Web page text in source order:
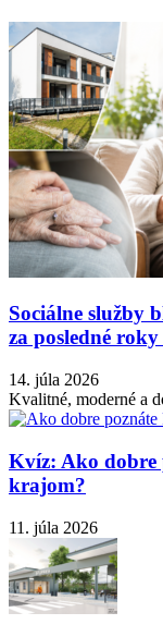
Sociálne služby
za posledné
14. júla 2026
Kvalitné, moderné a
Kvíz: Ako dobre
krajom?
11. júla 2026